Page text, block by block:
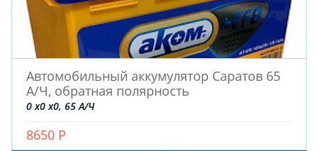
Автомобильный аккумулятор Саратов 65
А/Ч, обратная полярность
0 x0 x0, 65 А/Ч
8650 Р